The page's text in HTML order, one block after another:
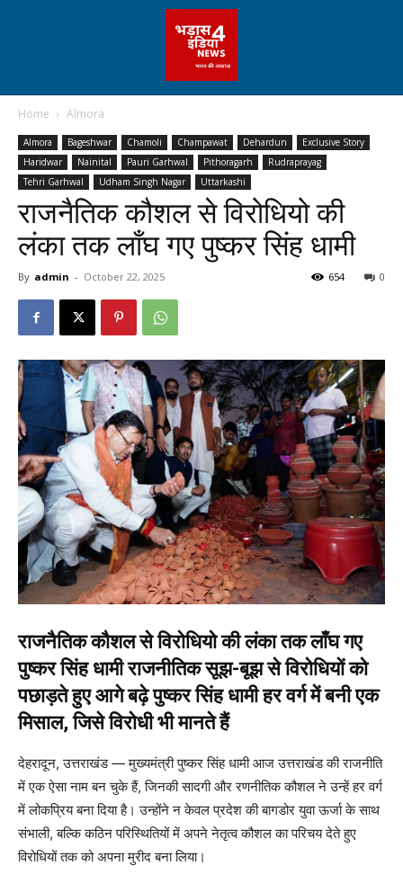
Home Almora
Almora Bageshwar Chamoli Champawat Dehardun
Exclusive Story
Haridwar
Nainital Pauri Garhwal Pithoragarh
Rudraprayag
Tehri Garhwal
Udham Singh Nagar Uttarkashi
राजनैतिक कौशल से विरोधियो की
लंका तक लाँघ गए पुष्कर सिंह धामी
By admin - October 22, 2025 0
654
राजनैतिक कौशल से विरोधियो की लंका तक लाँघ गए
पुष्कर सिंह धामी राजनीतिक सूझ-बूझ से विरोधियों को
पछाड़ते हुए आगे बढ़े पुष्कर सिंह धामीहर वर्ग में बनी एक
मिसाल, जिसे विरोधी भी मानते हैं
देहरादून, उत्तराखंड — मुख्यमंत्री पुष्कर सिंह धामी आज उत्तराखंड की राजनीति
में एक ऐसा नाम बन चुके हैं, जिनकी सादगी और रणनीतिक कौशल ने उन्हें हर वर्ग
में लोकप्रिय बना दिया है। उन्होंने न केवल प्रदेश की बागडोर युवा ऊर्जा के साथ
संभाली, बल्कि कठिन परिस्थितियों में अपने नेतृत्व कौशल का परिचय देते हुए
विरोधियों तक को अपना मुरीद बना लिया।